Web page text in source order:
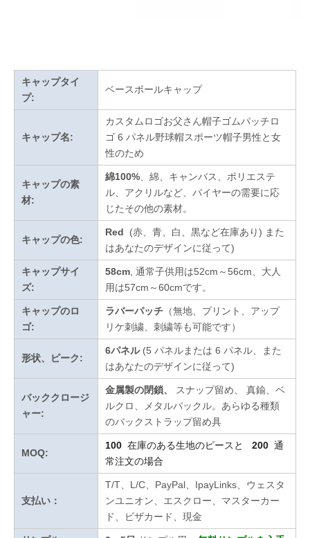
キャップタイ
プ:
ベースボールキャップ
キャップ名:
カスタムロゴお父さん帽子ゴムパッチロ
ゴ 6 パネル野球帽スポーツ帽子男性と女
性のため
キャップの素
材:
綿100% 、綿、キャンバス、ポリエステ
ル、アクリルなど、バイヤーの需要に応
じたその他の素材。
キャップの色:
Red (赤、青、白、黒など在庫あり) また
はあなたのデザインに従って)
キャップサイ
ズ:
58cm , 通常子供用は52cm～56cm、大人
用は57cm～60cmです。
キャップのロ
ゴ:
ラバーパッチ （無地、プリント、アップ
リケ刺繍、刺繍等も可能です）
形状、ピーク:
6パネル (5 パネルまたは 6 パネル、また
はあなたのデザインに従って)
バッククロージ
ャー:
金属製の閉鎖、 スナップ留め、 真鍮、ベ
ルクロ、メタルバックル。あらゆる種類
のバックストラップ留め具
MOQ:
100 在庫のある生地のピースと 200 通
常注文の場合
支払い：
T/T、L/C、PayPal、IpayLinks、ウェスタ
ンユニオン、エスクロー、マスターカー
ド、ビザカード、現金